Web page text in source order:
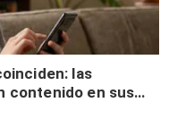
las
contenido en sus
validación